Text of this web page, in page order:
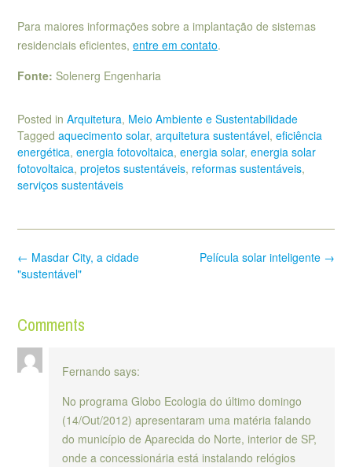
Para maiores informações sobre a implantação de sistemas
residenciais eficientes, entre em contato.
Fonte: Solenerg Engenharia
Posted in Arquitetura, Meio Ambiente e Sustentabilidade
Tagged aquecimento solar, arquitetura sustentável, eficiência
energética, energia fotovoltaica, energia solar, energia solar
fotovoltaica, projetos sustentáveis, reformas sustentáveis,
serviços sustentáveis
Post
navigation
Película solar inteligente →
← Masdar City, a cidade
"sustentável"
Comments
Fernando says:
No programa Globo Ecologia do último domingo
(14/Out/2012) apresentaram uma matéria falando
do município de Aparecida do Norte, interior de SP,
onde a concessionária está instalando relógios